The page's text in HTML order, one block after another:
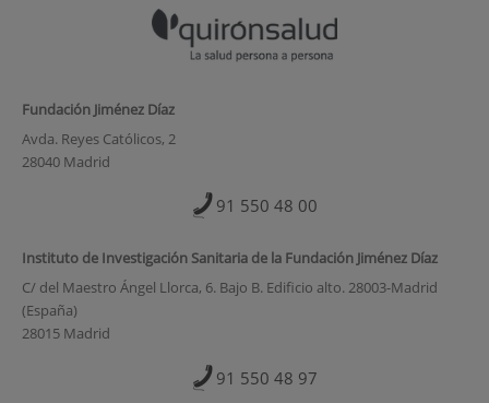
Fundación Jiménez Díaz
Avda. Reyes Católicos, 2
28040 Madrid
91 550 48 00
Instituto de Investigación Sanitaria de la Fundación Jiménez Díaz
C/ del Maestro Ángel Llorca, 6. Bajo B. Edificio alto. 28003-Madrid
(España)
28015 Madrid
91 550 48 97